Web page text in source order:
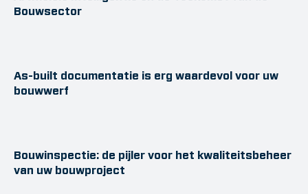
Bouwsector
As-built documentatie is erg waardevol voor uw
bouwwerf
Bouwinspectie: de pijler voor het kwaliteitsbeheer
van uw bouwproject